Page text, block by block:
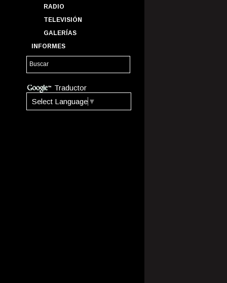
RADIO
TELEVISIÓN
GALERÍAS
INFORMES
Traductor
Select Language ▼